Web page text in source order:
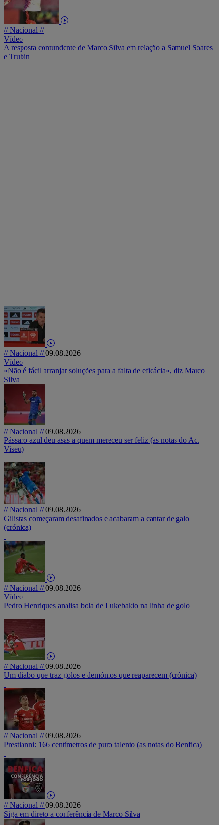
// Nacional //
Vídeo
A resposta contundente de Marco Silva em relação a Samuel Soares
e Trubin
// Nacional //09.08.2026
Vídeo
«Não é fácil arranjar soluções para a falta de eficácia», diz Marco
Silva
// Nacional //09.08.2026
Pássaro azul deu asas a quem mereceu ser feliz (as notas do Ac.
Viseu)
// Nacional //09.08.2026
Gilistas começaram desafinados e acabaram a cantar de galo
(crónica)
// Nacional //09.08.2026
Vídeo
Pedro Henriques analisa bola de Lukebakio na linha de golo
// Nacional //09.08.2026
Um diabo que traz golos e demónios que reaparecem (crónica)
// Nacional //09.08.2026
Prestianni: 166 centímetros de puro talento (as notas do Benfica)
// Nacional //09.08.2026
Siga em direto a conferência de Marco Silva